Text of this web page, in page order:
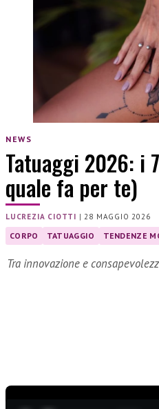
NEWS
Tatuaggi 2026: i
quale fa per te)
LUCREZIA CIOTTI |28 MAGGIO 2026
CORPO TATUAGGIO TENDENZE
Tra innovazione e